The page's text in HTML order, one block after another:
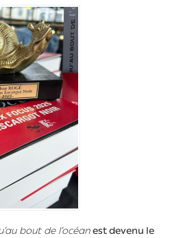
bout de l’océanest devenu le